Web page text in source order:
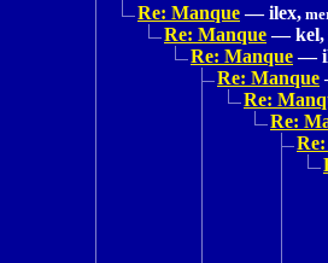
Re: Manque — ilex,
Re: Manque — kel,
Re: Manque —
Re: Manque
Re:
Re: